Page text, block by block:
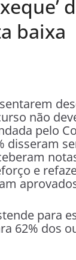
baixa
não
pelo
disseram
e
para
62% dos